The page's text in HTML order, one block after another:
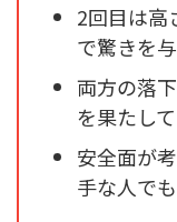
2回目は高
で驚きを
両方の落
を果たし
安全面が
手な人で